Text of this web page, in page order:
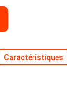
Caractéristiques